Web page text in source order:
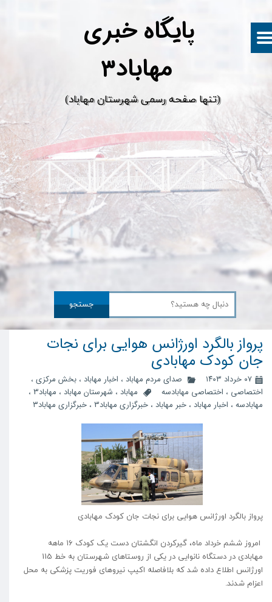
پایگاه خبری
​(تنها صفحه رسمی شهرستان مهاباد)
جستجو
پرواز بالگرد اورژانس هوایی برای نجات
جان کودک مهابادی
۰۷ خرداد ۱۴۰۳ صدای مردم مهاباد ، اخبار مهاباد ، بخش مرکزی ،
اختصاصی ، اختصاصی مهابادسه مهاباد ، شهرستان مهاباد ، مهاباد3
،
مهابادسه ، اخبار مهاباد ، خبر مهاباد ، خبرگزاری مهاباد3 ، خبرگزاری مهاباد۳
پرواز بالگرد اورژانس هوایی برای نجات جان کودک مهابادی
امروز ششم خرداد ماه، گیرکردن انگشتان دست یک کودک ۱۶ ماهه
مهابادی در دستگاه نانوایی در یکی از روستاهای شهرستان به خط 115
اورژانس اطلاع داده شد که بلافاصله اکیپ نیروهای فوریت پزشکی به محل
اعزام شد‌ند.